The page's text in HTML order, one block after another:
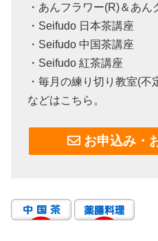
・あんフラワー(R)＆あ
・Seifudo 日本茶講座
・Seifudo 中国茶講座
・Seifudo 紅茶講座
・毎月の練り切り教室(不
などはこちら。
お申込み・